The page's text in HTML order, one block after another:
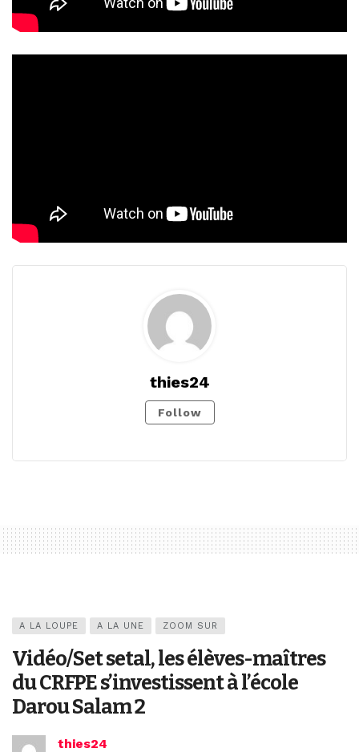
thies24
Follow
A LA LOUPE A LA UNE ZOOM SUR
Vidéo/Set setal, les élèves-maîtres
du CRFPE s’investissent à l’école
Darou Salam 2
thies24